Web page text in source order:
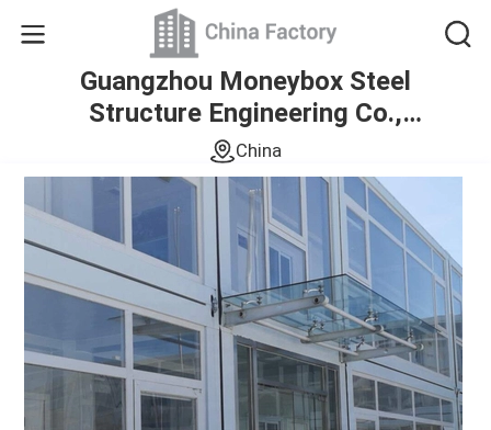
Guangzhou Moneybox Steel
Structure Engineering Co.,
Ltd.
China